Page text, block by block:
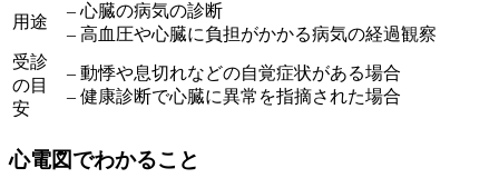
用途
– 心臓の病気の診断
– 高血圧や心臓に負担がかかる病気の経過観察
受診
の目
安
– 動悸や息切れなどの自覚症状がある場合
– 健康診断で心臓に異常を指摘された場合
心電図でわかること